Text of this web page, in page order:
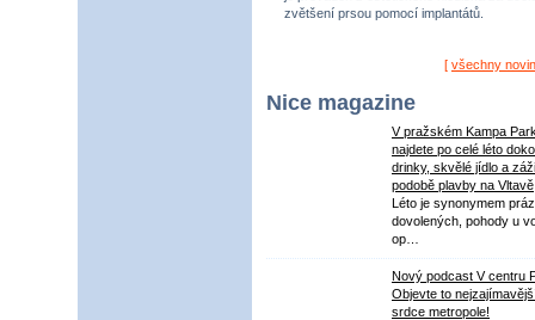
zvětšení prsou pomocí implantátů.
[ všechny
Nice magazine
V pražském Kampa
najdete po celé léto
drinky, skvělé jídlo a
podobě plavby na Vltavě
Léto je synonymem
dovolených, pohody u
op…
Nový podcast V centru
Objevte to
srdce metropole!